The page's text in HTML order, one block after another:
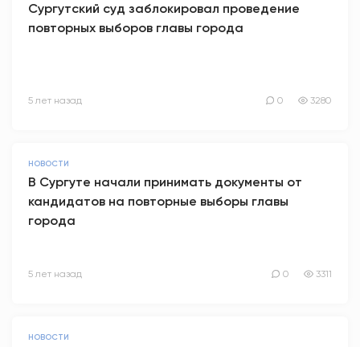
Сургутский суд заблокировал проведение
повторных выборов главы города
5 лет назад 0 3280
НОВОСТИ
В Сургуте начали принимать документы от
кандидатов на повторные выборы главы
города
5 лет назад 0 3311
НОВОСТИ